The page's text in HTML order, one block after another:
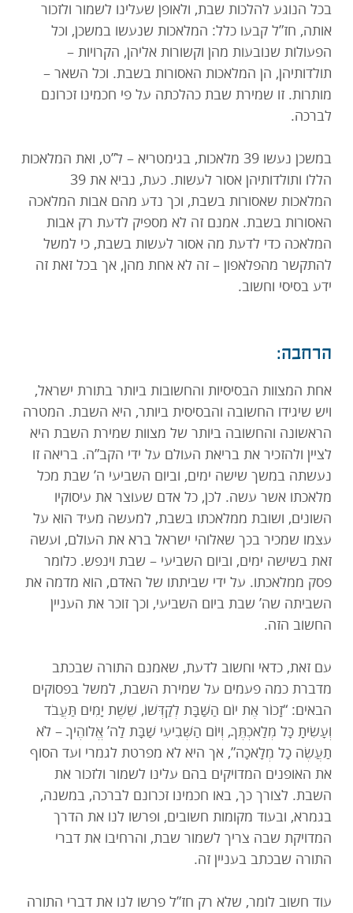
בכל הנוגע להלכות שבת, ולאופן שעלינו לשמור ולזכור
אותה, חז”ל קבעו כלל: המלאכות שנעשו במשכן, וכל
הפעולות שנובעות מהן וקשורות אליהן, הקרויות –
תולדותיהן, הן המלאכות האסורות בשבת. וכל השאר –
מותרות. זו שמירת שבת כהלכתה על פי חכמינו זכרונם
לברכה.
במשכן נעשו 39 מלאכות, בגימטריא – ל”ט, ואת המלאכות
הללו ותולדותיהן אסור לעשות. כעת, נביא את 39
המלאכות שאסורות בשבת, וכך נדע מהם אבות המלאכה
האסורות בשבת. אמנם זה לא מספיק לדעת רק אבות
המלאכה כדי לדעת מה אסור לעשות בשבת, כי למשל
להתקשר מהפלאפון – זה לא אחת מהן, אך בכל זאת זה
ידע בסיסי וחשוב.
הרחבה:
אחת המצוות הבסיסיות והחשובות ביותר בתורת ישראל,
ויש שיגידו החשובה והבסיסית ביותר, היא השבת. המטרה
הראשונה והחשובה ביותר של מצוות שמירת השבת היא
לציין ולהזכיר את בריאת העולם על ידי הקב”ה. בריאה זו
נעשתה במשך שישה ימים, וביום השביעי ה’ שבת מכל
מלאכתו אשר עשה. לכן, כל אדם שעוצר את עיסוקיו
השונים, ושובת ממלאכתו בשבת, למעשה מעיד הוא על
עצמו שמכיר בכך שאלוהי ישראל ברא את העולם, ועשה
זאת בשישה ימים, וביום השביעי – שבת וינפש. כלומר
פסק ממלאכתו. על ידי שביתתו של האדם, הוא מדמה את
השביתה שה’ שבת ביום השביעי, וכך זוכר את העניין
החשוב הזה.
עם זאת, כדאי וחשוב לדעת, שאמנם התורה שבכתב
מדברת כמה פעמים על שמירת השבת, למשל בפסוקים
הבאים: “זָכוֹר אֶת יוֹם הַשַּׁבָּת לְקַדְּשׁוֹ, שֵׁשֶׁת יָמִים תַּעֲבֹד
וְעָשִׂיתָ כָּל מְלַאכְתֶּךָ, וְיוֹם הַשְּׁבִיעִי שַׁבָּת לַה’ אֱלוהֶיךָ – לֹא
תַעֲשֶׂה כָל מְלָאכָה”, אך היא לא מפרטת לגמרי ועד הסוף
את האופנים המדויקים בהם עלינו לשמור ולזכור את
השבת. לצורך כך, באו חכמינו זכרונם לברכה, במשנה,
בגמרא, ובעוד מקומות חשובים, ופרשו לנו את הדרך
המדויקת שבה צריך לשמור שבת, והרחיבו את דברי
התורה שבכתב בעניין זה.
עוד חשוב לומר, שלא רק חז”ל פרשו לנו את דברי התורה